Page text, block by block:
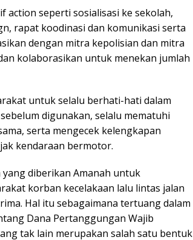
action seperti sosialisasi ke sekolah,
rapat koodinasi dan komunikasi serta
dengan mitra kepolisian dan mitra
kolaborasikan untuk menekan jumlah
untuk selalu berhati-hati dalam
digunakan, selalu mematuhi
serta mengecek kelengkapan
kendaraan bermotor.
yang diberikan Amanah untuk
korban kecelakaan lalu lintas jalan
Hal itu sebagaimana tertuang dalam
Dana Pertanggungan Wajib
tak lain merupakan salah satu bentuk